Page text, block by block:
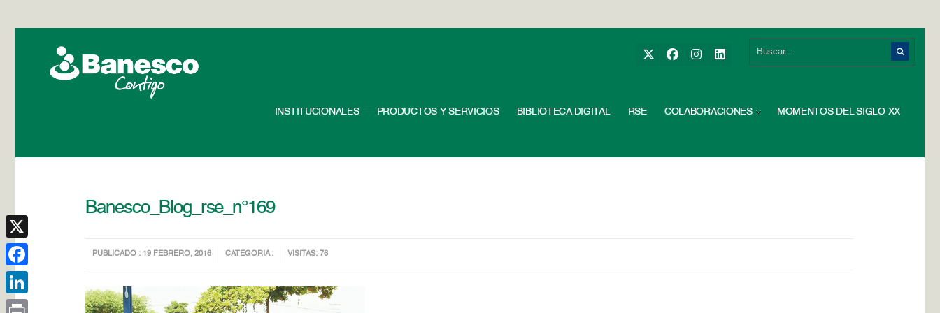
INSTITUCIONALES PRODUCTOS Y SERVICIOS BIBLIOTECA DIGITAL RSE COLABORACIONES MOMENTOS DEL SIGLO XX
Banesco_Blog_rse_n°169
PUBLICADO : 19 FEBRERO, 2016 CATEGORIA : VISITAS: 76
X
Facebook
LinkedIn